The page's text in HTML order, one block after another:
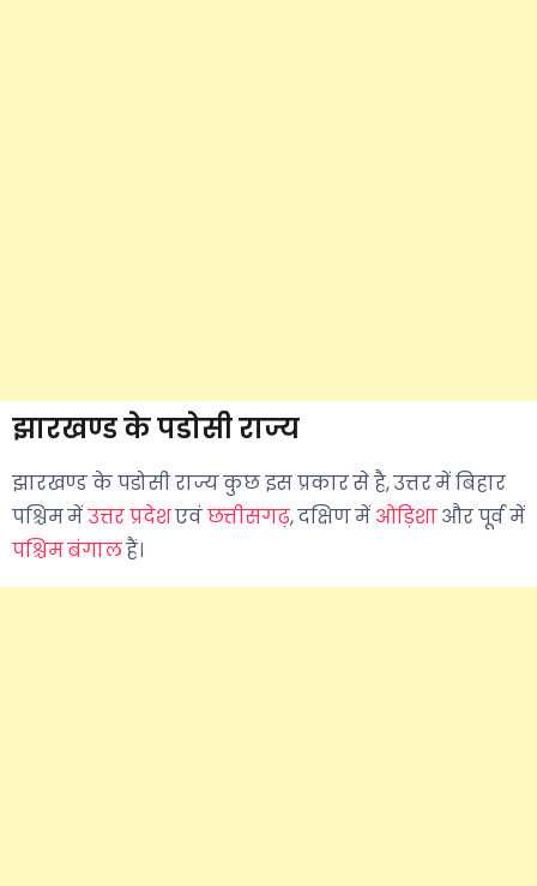
झारखण्ड के पडोसी राज्य
झारखण्ड के पडोसी राज्य कुछ इस प्रकार से है, उत्तर में बिहार
पश्चिम मेंउत्तर प्रदेशएवंछत्तीसगढ़, दक्षिण में ओड़िशाऔर पूर्व में
पश्चिम बंगालहैं।